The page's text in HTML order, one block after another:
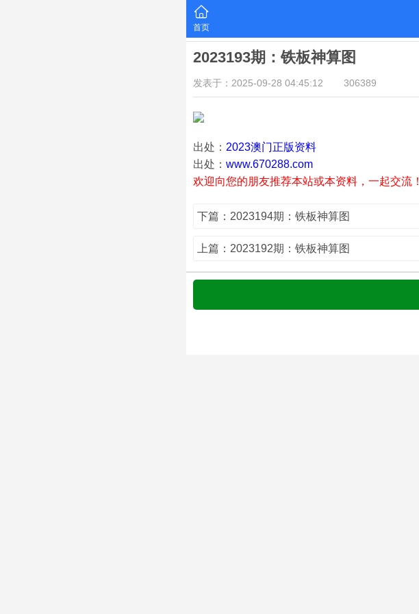
首页
2023193期：铁板神算图
发表于：2025-09-28 04:45:12 306389
出处： 2023澳门正版资料
出处： www.670288.com
欢迎向您的朋友推荐本站或本资料，一起交流！
下篇：2023194期：铁板神算图
上篇：2023192期：铁板神算图